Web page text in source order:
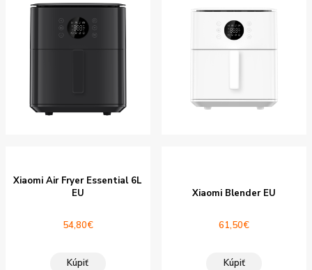
Xiaomi Air Fryer Essential 6L
EU
54,80€
Kúpiť
Xiaomi Blender EU
61,50€
Kúpiť